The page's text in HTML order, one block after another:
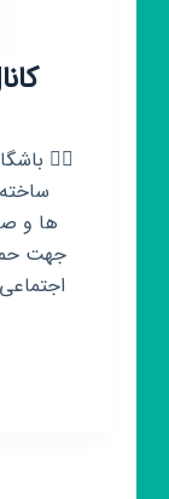
✊🏻
ها و
جهت